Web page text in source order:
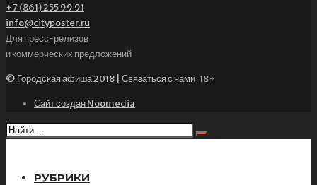
+7 (861) 255 99 91
info@cityposter.ru
Для пресс-релизов
и коммерческих предложений
© Городская афиша 2018 | Связаться с нами 18+
Сайт создан Noomedia
РУБРИКИ